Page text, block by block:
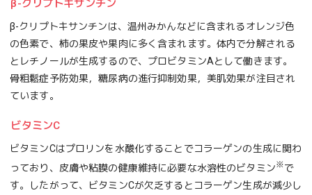
β-クリプトキサンチン
β-クリプトキサンチンは、温州みかんなどに含まれるオレンジ色
の色素で、柿の果皮や果肉に多く含まれます。体内で分解される
とレチノールが生成するので、プロビタミンAとして働きます。
骨粗鬆症予防効果，糖尿病の進行抑制効果，美肌効果が注目され
ています。
ビタミンC
ビタミンCはプロリンを水酸化することでコラーゲンの生成に関わ
っており、皮膚や粘膜の健康維持に必要な水溶性のビタミン※で
す。したがって、ビタミンCが欠乏するとコラーゲン生成が減少し